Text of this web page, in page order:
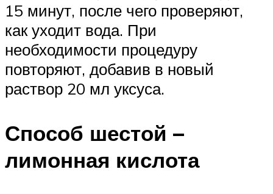
15 минут, после чего проверяют,
как уходит вода. При
необходимости процедуру
повторяют, добавив в новый
раствор 20 мл уксуса.
Способ шестой –
лимонная кислота